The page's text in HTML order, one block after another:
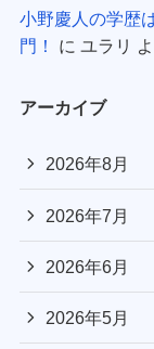
小野慶人の学歴
門！
に ユラリ
アーカイブ
2026年8月
2026年7月
2026年6月
2026年5月